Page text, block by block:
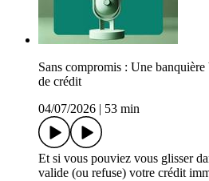
Sans compromis : Une banquière
de crédit
04/07/2026
53 min
Et si vous pouviez vous glisser
valide (ou refuse) votre crédit